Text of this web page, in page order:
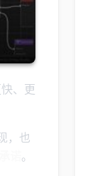
、更
，也
。